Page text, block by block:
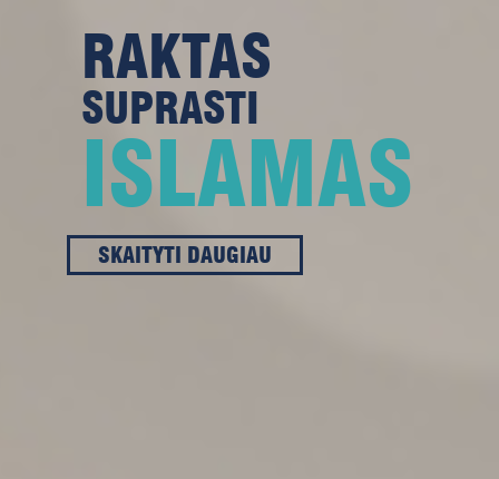
RAKTAS
SUPRASTI
ISLAMAS
SKAITYTI DAUGIAU